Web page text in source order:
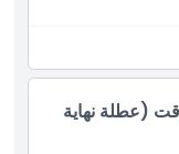
(عطلة نهاية